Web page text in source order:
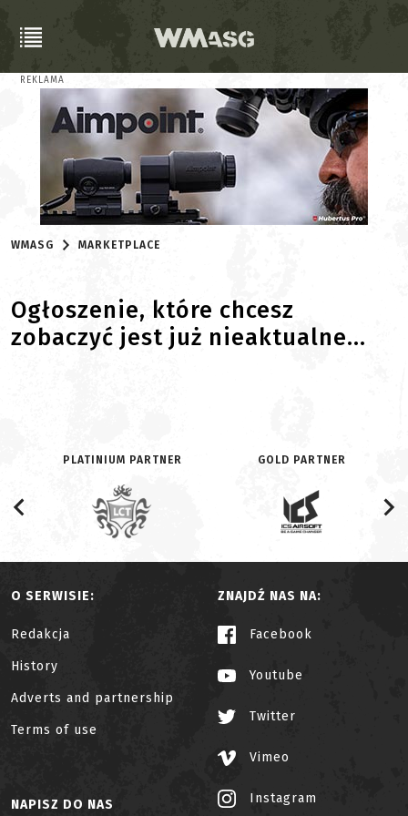
REKLAMA
WMASG MARKETPLACE
Ogłoszenie, które chcesz
zobaczyć jest już nieaktualne...
PLATINIUM PARTNER GOLD PARTNER
O SERWISIE:
Redakcja
History
Adverts and partnership
Terms of use
ZNAJDŹ NAS NA:
Facebook
Youtube
Twitter
Vimeo
Instagram
NAPISZ DO NAS